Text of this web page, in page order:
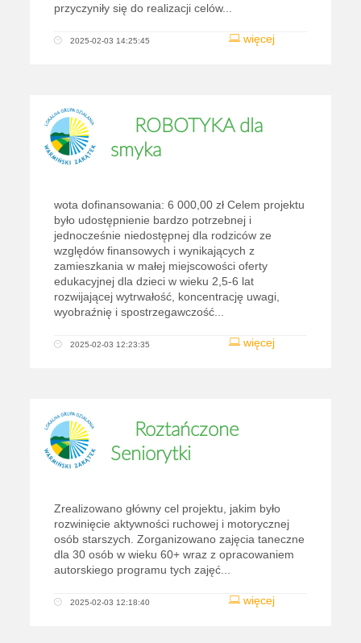
przyczyniły się do realizacji celów...
więcej
2025-02-03 14:25:45
ROBOTYKA dla
smyka
wota dofinansowania: 6 000,00 zł Celem projektu
było udostępnienie bardzo potrzebnej i
jednocześnie niedostępnej dla rodziców ze
względów finansowych i wynikających z
zamieszkania w małej miejscowości oferty
edukacyjnej dla dzieci w wieku 2,5-6 lat
rozwijającej wytrwałość, koncentrację uwagi,
wyobraźnię i spostrzegawczość...
więcej
2025-02-03 12:23:35
Roztańczone
Seniorytki
Zrealizowano główny cel projektu, jakim było
rozwinięcie aktywności ruchowej i motorycznej
osób starszych. Zorganizowano zajęcia taneczne
dla 30 osób w wieku 60+ wraz z opracowaniem
autorskiego programu tych zajęć...
więcej
2025-02-03 12:18:40